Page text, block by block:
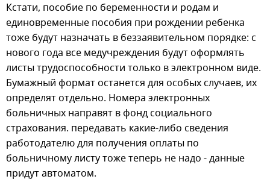
Кстати, пособие по беременности и родам и
единовременные пособия при рождении ребенка
тоже будут назначать в беззаявительном порядке: с
нового года все медучреждения будут оформлять
листы трудоспособности только в электронном виде.
Бумажный формат останется для особых случаев, их
определят отдельно. Номера электронных
больничных направят в фонд социального
страхования. передавать какие-либо сведения
работодателю для получения оплаты по
больничному листу тоже теперь не надо - данные
придут автоматом.